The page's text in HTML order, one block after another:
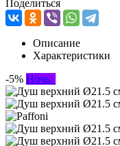
Поделиться
Описание
Характеристики
-5% Ночь